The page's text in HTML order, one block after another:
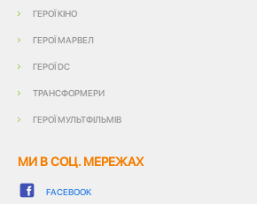
ГЕРОЇ КІНО
ГЕРОЇ МАРВЕЛ
ГЕРОЇ DC
ТРАНСФОРМЕРИ
ГЕРОЇ МУЛЬТФІЛЬМІВ
МИ В СОЦ. МЕРЕЖАХ
FACEBOOK